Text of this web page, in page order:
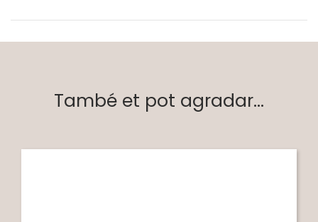
També et pot agradar...